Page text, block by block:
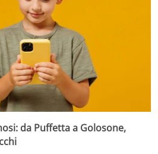
da Puffetta a Golosone,